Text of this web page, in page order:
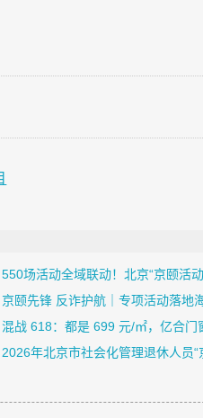
550场活动全域联动！北京“京颐活动
京颐先锋 反诈护航｜专项活动落地
混战 618：都是 699 元/㎡，亿合门
2026年北京市社会化管理退休人员“